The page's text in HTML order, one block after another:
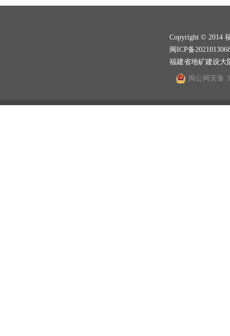
Copyright © 2014
闽ICP备
福建省地矿建设
闽公网安备